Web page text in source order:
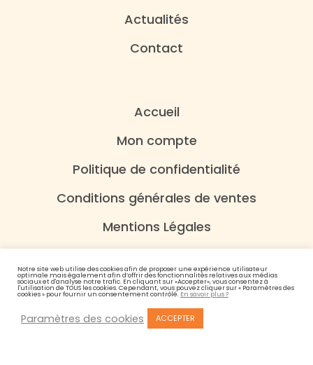
Actualités
Contact
Accueil
Mon compte
Politique de confidentialité
Conditions générales de ventes
Mentions Légales
Notre site web utilise des cookies afin de proposer une expérience utilisateur
optimale mais également afin d’offrir des fonctionnalités relatives aux médias
sociaux et d'analyse notre trafic. En cliquant sur «Accepter», vous consentez à
l'utilisation de TOUS les cookies. Cependant, vous pouvez cliquer sur « Paramètres des
cookies » pour fournir un consentement contrôlé. En savoir plus ?
Paramètres des cookies ACCEPTER